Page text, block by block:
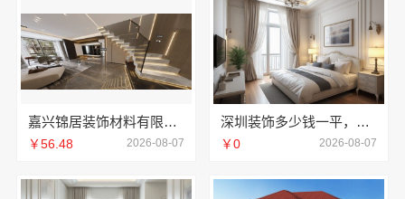
嘉兴锦居装饰材料有限公司：桐乡旧房翻新室内设计公司
￥56.48 2026-08-07
深圳装饰多少钱一平，鼎饰空间售后无忧
￥0 2026-08-07